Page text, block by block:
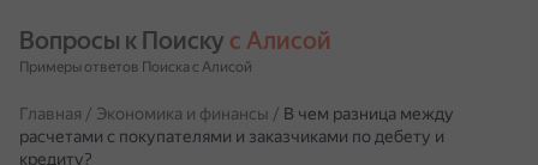
Вопросы к Поиску с Алисой
Примеры ответов Поиска с Алисой
Главная / Экономика и финансы / В чем разница между
расчетами с покупателями и заказчиками по дебету и
кредиту?